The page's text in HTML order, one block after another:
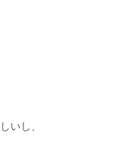
いし、